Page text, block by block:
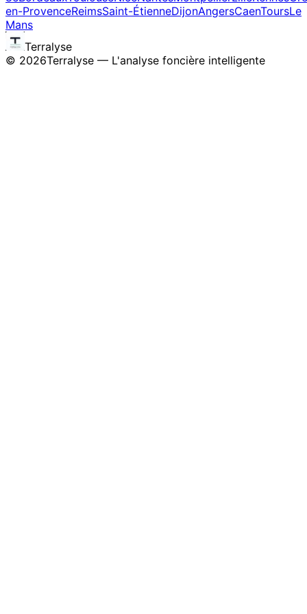
en-ProvenceReimsSaint-ÉtienneDijonAngersCaenToursLe
Mans
Terralyse
© 2026Terralyse — L'analyse foncière intelligente